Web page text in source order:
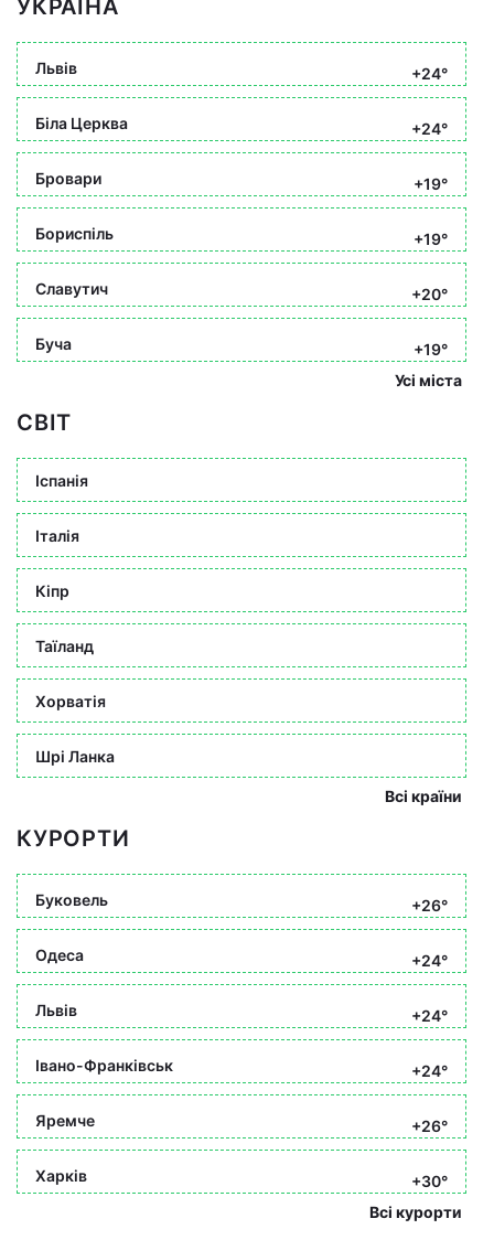
УКРАЇНА
Львів +24°
Біла Церква +24°
Бровари +19°
Бориспіль +19°
Славутич +20°
Буча
+19°
Усі міста
СВІТ
Іспанія
Італія
Кіпр
Таїланд
Хорватія
Шрі Ланка
Всі країни
КУРОРТИ
Буковель +26°
Одеса +24°
Львів +24°
Івано-Франківськ +24°
Яремче +26°
Харків
+30°
Всі курорти